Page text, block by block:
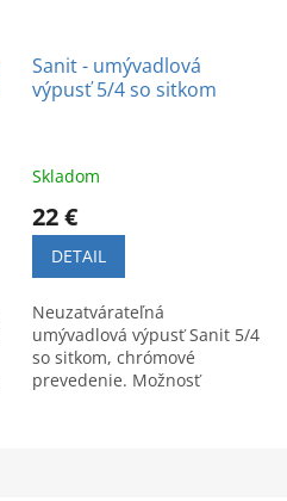
Sanit - umývadlová
výpusť 5/4 so sitkom
Skladom
22 €
DETAIL
Neuzatvárateľná
umývadlová výpusť Sanit 5/4
so sitkom, chrómové
prevedenie. Možnosť